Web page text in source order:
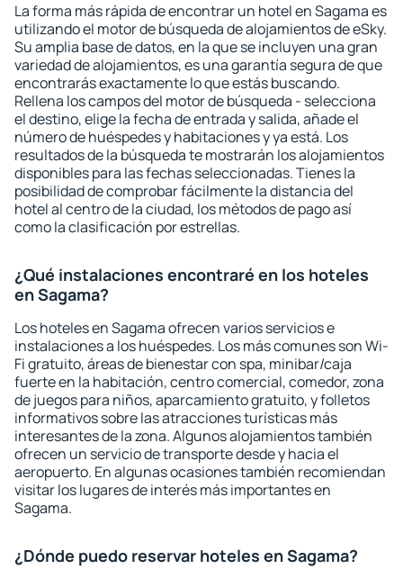
La forma más rápida de encontrar un hotel en Sagama es
utilizando el motor de búsqueda de alojamientos de eSky.
Su amplia base de datos, en la que se incluyen una gran
variedad de alojamientos, es una garantía segura de que
encontrarás exactamente lo que estás buscando.
Rellena los campos del motor de búsqueda - selecciona
el destino, elige la fecha de entrada y salida, añade el
número de huéspedes y habitaciones y ya está. Los
resultados de la búsqueda te mostrarán los alojamientos
disponibles para las fechas seleccionadas. Tienes la
posibilidad de comprobar fácilmente la distancia del
hotel al centro de la ciudad, los métodos de pago así
como la clasificación por estrellas.
¿Qué instalaciones encontraré en los hoteles
en Sagama?
Los hoteles en Sagama ofrecen varios servicios e
instalaciones a los huéspedes. Los más comunes son Wi-
Fi gratuito, áreas de bienestar con spa, minibar/caja
fuerte en la habitación, centro comercial, comedor, zona
de juegos para niños, aparcamiento gratuito, y folletos
informativos sobre las atracciones turísticas más
interesantes de la zona. Algunos alojamientos también
ofrecen un servicio de transporte desde y hacia el
aeropuerto. En algunas ocasiones también recomiendan
visitar los lugares de interés más importantes en
Sagama.
¿Dónde puedo reservar hoteles en Sagama?